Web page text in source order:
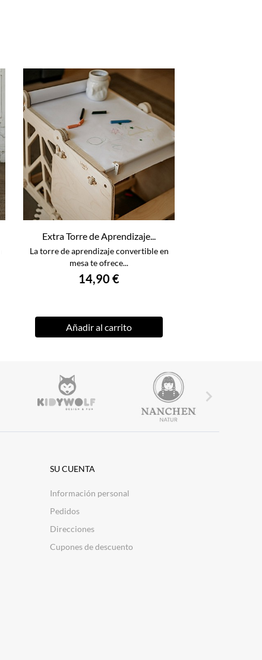
Extra Torre de Aprendizaje...
La torre de aprendizaje convertible en
mesa te ofrece...
14,90 €
Añadir al carrito

SU CUENTA
Información personal
Pedidos
Direcciones
Cupones de descuento